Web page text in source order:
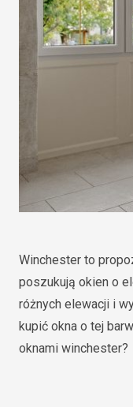
Winchester to
poszukują okien o
różnych elewacji i
kupić okna o tej
oknami winchester?